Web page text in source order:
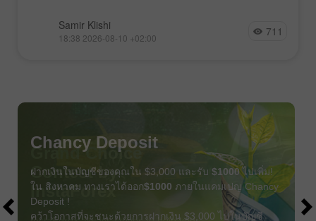
Samir Klishi
18:38 2026-08-10 +02:00 711
Chancy Deposit
ฝากเงินในบัญชีของคุณใน $3,000 และรับ $1000ไปเพิ่ม!
ใน สิงหาคม ทางเราได้ออก$1000 ภายในแคมเปญ Chancy
Deposit !
คว้าโอกาสที่จะชนะด้วยการฝากเงิน $3,000 ไปในบัญชี